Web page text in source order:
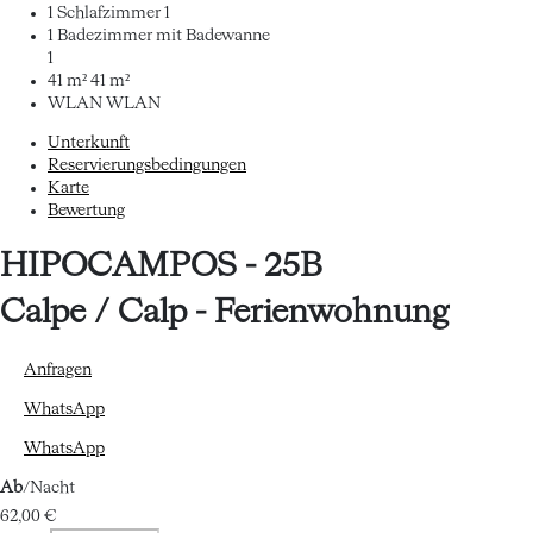
1 Schlafzimmer 1
1 Badezimmer mit Badewanne
1
41 m² 41 m²
WLAN WLAN
Unterkunft
Reservierungsbedingungen
Karte
Bewertung
HIPOCAMPOS - 25B
Calpe / Calp - Ferienwohnung
Anfragen
WhatsApp
WhatsApp
Ab/Nacht
62,00 €